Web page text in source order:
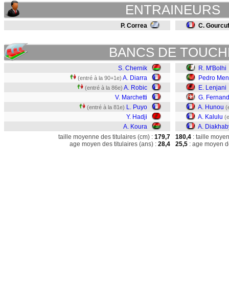
ENTRAINEURS
P. Correa C.
BANCS DE
S. Chernik
(entré à la 90+1e) A. Diarra
(entré à la 86e) A. Robic
V. Marchetti
(entré à la 81e) L. Puyo
Y. Hadji
A. Koura
R. M'Bolhi
Pedro
E. Lenjani
G.
A. Hunou
A. Kalulu
A.
taille moyenne des titulaires (cm) : 179,7
age moyen des titulaires (ans) : 28,4
180,4 : taille
25,5 : age moyen